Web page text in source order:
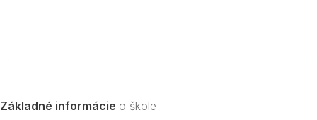
Základné informácie o škole